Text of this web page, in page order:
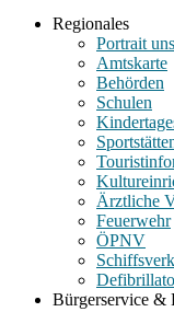
Regionales
Portrait
Amtskarte
Behörden
Schulen
Ärztliche
Feuerwehr
ÖPNV
Bürgerservice &